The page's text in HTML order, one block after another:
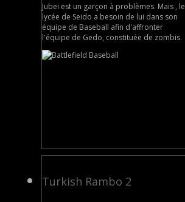
Jubei est un garçon à problèmes. Mais , le
lycée de Seido a besoin de lui dans son
équipe de Baseball afin d'affronter
l'équipe de Gedo, constituée de zombis.
Turkish Rambo 2